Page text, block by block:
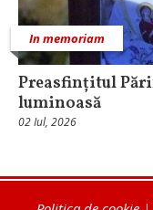
In memoriam
Preasfințitul
luminoasă
02 Iul, 2026